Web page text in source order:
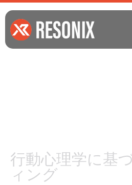
行動心理学に基
ィング